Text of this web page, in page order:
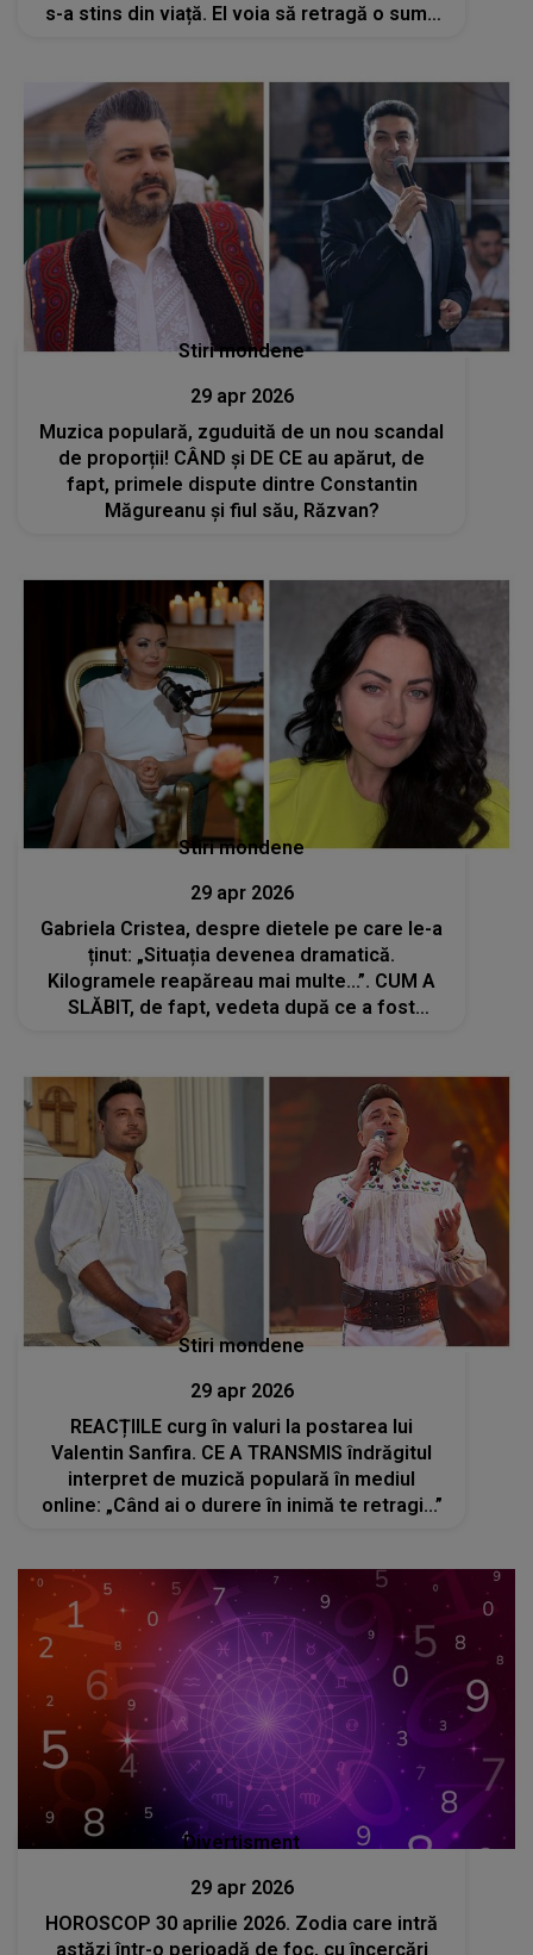
s-a stins din viață. El voia să retragă o sumă
Stiri mondene
29 apr 2026
Muzica populară, zguduită de un nou scandal
de proporții! CÂND și DE CE au apărut, de
fapt, primele dispute dintre Constantin
Măgureanu și fiul său, Răzvan?
Stiri mondene
29 apr 2026
Gabriela Cristea, despre dietele pe care le-a
ținut: „Situația devenea dramatică.
Kilogramele reapăreau mai multe...”. CUM A
SLĂBIT, de fapt, vedeta după ce a fost
Stiri mondene
29 apr 2026
REACȚIILE curg în valuri la postarea lui
Valentin Sanfira. CE A TRANSMIS îndrăgitul
interpret de muzică populară în mediul
online: „Când ai o durere în inimă te retragi...”
Divertisment
29 apr 2026
HOROSCOP 30 aprilie 2026. Zodia care intră
astăzi într-o perioadă de foc, cu încercări